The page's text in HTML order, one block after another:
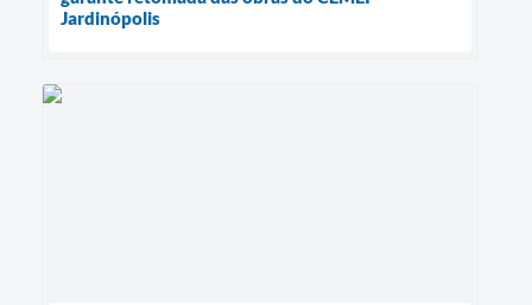
Jardinópolis